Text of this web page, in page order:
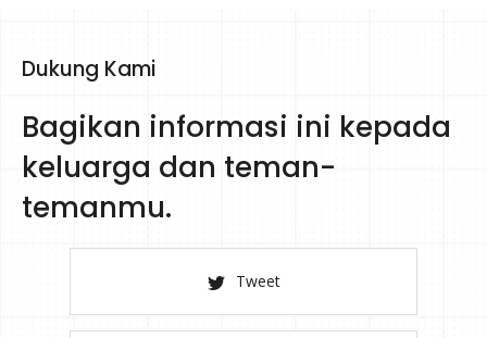
Dukung Kami
Bagikan informasi ini kepada
keluarga dan teman-
temanmu.
Tweet